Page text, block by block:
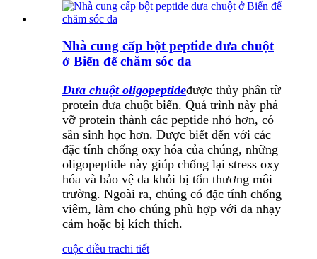
Nhà cung cấp bột peptide dưa chuột
ở Biển để chăm sóc da
Dưa chuột oligopeptideđược thủy phân từ
protein dưa chuột biển. Quá trình này phá
vỡ protein thành các peptide nhỏ hơn, có
sẵn sinh học hơn. Được biết đến với các
đặc tính chống oxy hóa của chúng, những
oligopeptide này giúp chống lại stress oxy
hóa và bảo vệ da khỏi bị tổn thương môi
trường. Ngoài ra, chúng có đặc tính chống
viêm, làm cho chúng phù hợp với da nhạy
cảm hoặc bị kích thích.
cuộc điều trachi tiết